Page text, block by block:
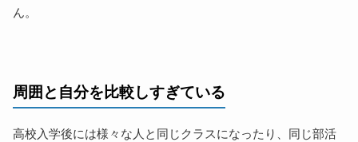
ん。
周囲と自分を比較しすぎている
高校入学後には様々な人と同じクラスになったり、同じ部活